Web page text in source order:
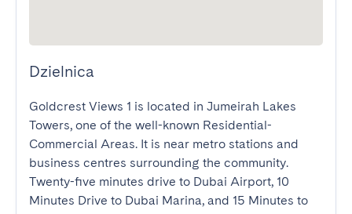
Dzielnica
Goldcrest Views 1 is located in Jumeirah Lakes
Towers, one of the well-known Residential-
Commercial Areas. It is near metro stations and
business centres surrounding the community.
Twenty-five minutes drive to Dubai Airport, 10
Minutes Drive to Dubai Marina, and 15 Minutes to